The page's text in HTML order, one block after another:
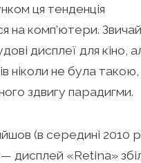
ця тенденція
на комп’ютери.
дисплеї для кіно,
ніколи не була
здвигу парадигми.
(в середині 2010
дисплей «Retina»